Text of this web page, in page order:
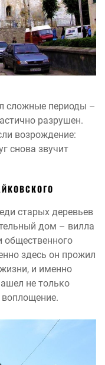
сложные периоды –
разрушен.
возрождение:
снова звучит
старых деревьев
дом – вилла
общественного
здесь он прожил
и именно
не только
воплощение.